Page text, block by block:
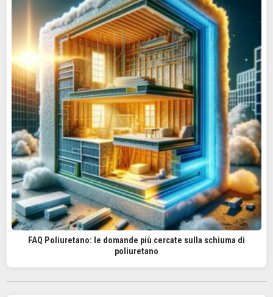
FAQ Poliuretano: le domande più cercate sulla schiuma di
poliuretano